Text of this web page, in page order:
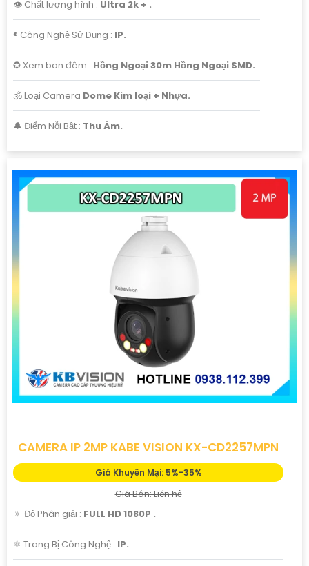
👁 Chất lượng hình : Ultra 2k + .
®️ Công Nghệ Sử Dụng : IP.
✪ Xem ban đêm : Hồng Ngoại 30m Hồng Ngoại SMD.
🕉️ Loại Camera Dome Kim loại + Nhựa.
️🔔 Điểm Nỗi Bật : Thu Âm.
CAMERA IP 2MP KABE VISION KX-CD2257MPN
Giá Khuyến Mại: 5%-35%
Giá Bán: Liên hệ
🔅 Độ Phân giải : FULL HD 1080P .
⚛️ Trang Bị Công Nghệ : IP.